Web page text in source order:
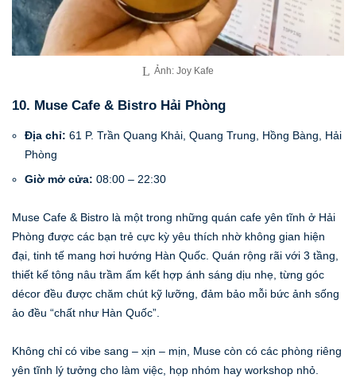
Ảnh: Joy Kafe
10. Muse Cafe & Bistro Hải Phòng
Địa chỉ: 61 P. Trần Quang Khải, Quang Trung, Hồng Bàng, Hải
Phòng
Giờ mở cửa: 08:00 – 22:30
Muse Cafe & Bistro là một trong những quán cafe yên tĩnh ở Hải
Phòng được các bạn trẻ cực kỳ yêu thích nhờ không gian hiện
đại, tinh tế mang hơi hướng Hàn Quốc. Quán rộng rãi với 3 tầng,
thiết kế tông nâu trầm ấm kết hợp ánh sáng dịu nhẹ, từng góc
décor đều được chăm chút kỹ lưỡng, đảm bảo mỗi bức ảnh sống
ảo đều “chất như Hàn Quốc”.
Không chỉ có vibe sang – xịn – mịn, Muse còn có các phòng riêng
yên tĩnh lý tưởng cho làm việc, họp nhóm hay workshop nhỏ.